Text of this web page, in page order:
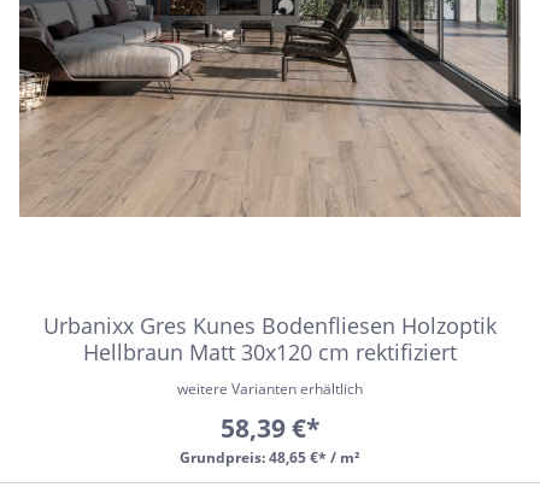
Urbanixx Gres Kunes Bodenfliesen Holzoptik
Hellbraun Matt 30x120 cm rektifiziert
Grundpreis:48,65 €* / m²
weitere Varianten erhältlich
58,39 €*